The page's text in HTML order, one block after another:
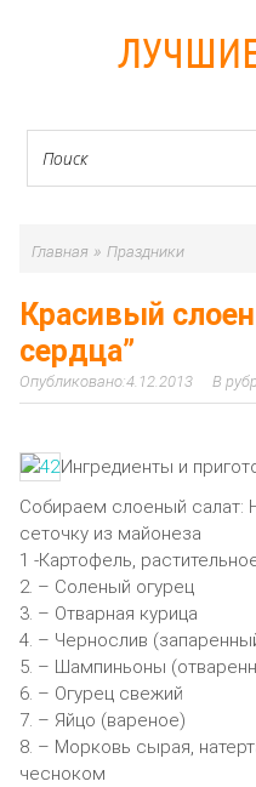
Главная » Праздники
Красивый
сердца”
4.12.2013
Ингредиенты и
Собираем слоеный салат:
сеточку из майонеза
1 -Картофель,
2. – Соленый огурец
3. – Отварная курица
4. – Чернослив
5. – Шампиньоны
6. – Огурец свежий
7. – Яйцо (вареное)
8. – Морковь сырая,
чесноком